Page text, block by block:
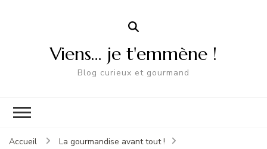
Viens… je t'emmène !
Blog curieux et gourmand
Accueil
La gourmandise avant tout !